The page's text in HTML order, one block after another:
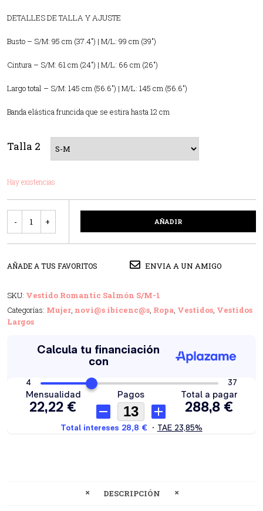
DETALLES DE TALLA Y AJUSTE
Busto – S/M: 95 cm (37.4″) | M/L: 99 cm (39″)
Cintura – S/M: 61 cm (24″) | M/L: 66 cm (26″)
Largo total – S/M: 145 cm (56.6″) | M/L: 145 cm (56.6″)
Banda elástica fruncida que se estira hasta 12 cm
Talla 2
Hay existencias
AÑADIR
AÑADE A TUS FAVORITOS ENVIA A UN AMIGO
SKU: Vestido Romantic Salmón S/M-1
Categorías: Mujer, novi@s ibicenc@s, Ropa, Vestidos, Vestidos
Largos
DESCRIPCIÓN